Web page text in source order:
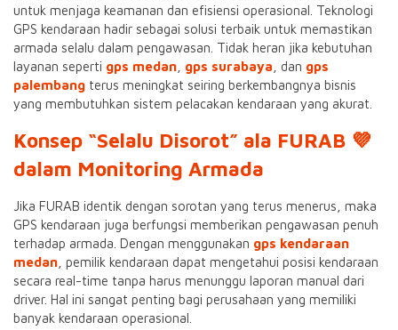
untuk menjaga keamanan dan efisiensi operasional. Teknologi
GPS kendaraan hadir sebagai solusi terbaik untuk memastikan
armada selalu dalam pengawasan. Tidak heran jika kebutuhan
layanan seperti gps medan gps surabaya , dan gps
palembang terus meningkat seiring berkembangnya bisnis
yang membutuhkan sistem pelacakan kendaraan yang akurat.
Konsep “Selalu Disorot” ala FURAB 💜
dalam Monitoring Armada
Jika FURAB identik dengan sorotan yang terus menerus, maka
GPS kendaraan juga berfungsi memberikan pengawasan penuh
terhadap armada. Dengan menggunakan gps kendaraan
medan , pemilik kendaraan dapat mengetahui posisi kendaraan
secara real-time tanpa harus menunggu laporan manual dari
driver. Hal ini sangat penting bagi perusahaan yang memiliki
banyak kendaraan operasional.